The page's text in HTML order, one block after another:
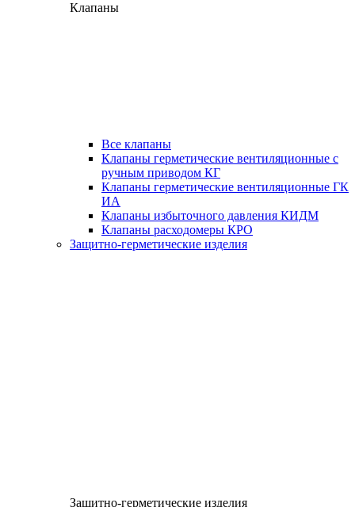
Клапаны
Все клапаны
Клапаны герметические вентиляционные с
ручным приводом КГ
Клапаны герметические вентиляционные ГК
ИА
Клапаны избыточного давления КИДМ
Клапаны расходомеры КРО
Защитно-герметические изделия
Защитно-герметические изделия